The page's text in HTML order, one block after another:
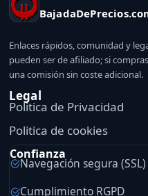
Enlaces rápidos, comunidad y
pueden ser de afiliado; si
una comisión sin coste adicional.
Legal
Politica de Privacidad
Politica de cookies
Confianza
Navegación segura (SSL)
Cumplimiento RGPD